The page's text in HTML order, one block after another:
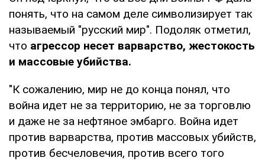
понять, что на самом деле символизирует так
называемый "русский мир". Подоляк отметил,
что агрессор несет варварство, жестокость
и массовые убийства.
"К сожалению, мир не до конца понял, что
война идет не за территорию, не за торговлю
и даже не за нефтяное эмбарго. Война идет
против варварства, против массовых убийств,
против бесчеловечия, против всего того